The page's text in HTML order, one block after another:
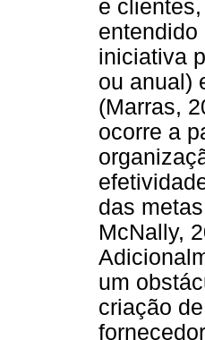
e
iniciativa
ou anual)
(Marras,
ocorre a
das
McNally,
um
criação